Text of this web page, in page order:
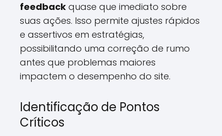
feedback quase que imediato sobre
suas ações. Isso permite ajustes rápidos
e assertivos em estratégias,
possibilitando uma correção de rumo
antes que problemas maiores
impactem o desempenho do site.
Identificação de Pontos
Críticos